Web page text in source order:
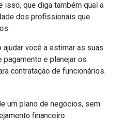
isso, que diga também qual a
dos profissionais que
você a estimar as suas
e planejar os
contratação de funcionários.
um plano de negócios, sem
financeiro.